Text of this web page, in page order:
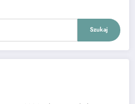
Szukaj